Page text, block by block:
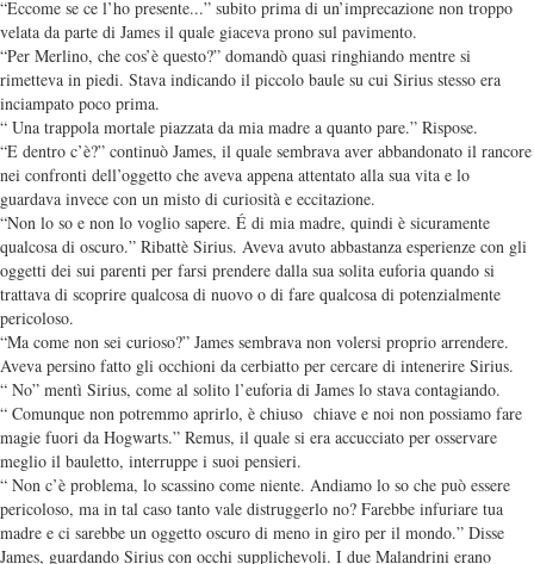
“Eccome se ce l’ho presente...” subito prima di un’imprecazione non troppo
velata da parte di James il quale giaceva prono sul pavimento.
“Per Merlino, che cos’è questo?” domandò quasi ringhiando mentre si
rimetteva in piedi. Stava indicando il piccolo baule su cui Sirius stesso era
inciampato poco prima.
“ Una trappola mortale piazzata da mia madre a quanto pare.” Rispose.
“E dentro c’è?” continuò James, il quale sembrava aver abbandonato il rancore
nei confronti dell’oggetto che aveva appena attentato alla sua vita e lo
guardava invece con un misto di curiosità e eccitazione.
“Non lo so e non lo voglio sapere. É di mia madre, quindi è sicuramente
qualcosa di oscuro.” Ribattè Sirius. Aveva avuto abbastanza esperienze con gli
oggetti dei sui parenti per farsi prendere dalla sua solita euforia quando si
trattava di scoprire qualcosa di nuovo o di fare qualcosa di potenzialmente
pericoloso.
“Ma come non sei curioso?” James sembrava non volersi proprio arrendere.
Aveva persino fatto gli occhioni da cerbiatto per cercare di intenerire Sirius.
“ No” mentì Sirius, come al solito l’euforia di James lo stava contagiando.
“ Comunque non potremmo aprirlo, è chiuso chiave e noi non possiamo fare
magie fuori da Hogwarts.” Remus, il quale si era accucciato per osservare
meglio il bauletto, interruppe i suoi pensieri.
“ Non c’è problema, lo scassino come niente. Andiamo lo so che può essere
pericoloso, ma in tal caso tanto vale distruggerlo no? Farebbe infuriare tua
madre e ci sarebbe un oggetto oscuro di meno in giro per il mondo.” Disse
James, guardando Sirius con occhi supplichevoli. I due Malandrini erano